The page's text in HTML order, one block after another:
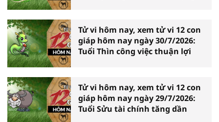
Tử vi hôm nay, xem tử vi 12 con
giáp hôm nay ngày 30/7/2026:
Tuổi Thìn công việc thuận lợi
Tử vi hôm nay, xem tử vi 12 con
giáp hôm nay ngày 29/7/2026:
Tuổi Sửu tài chính tăng dần